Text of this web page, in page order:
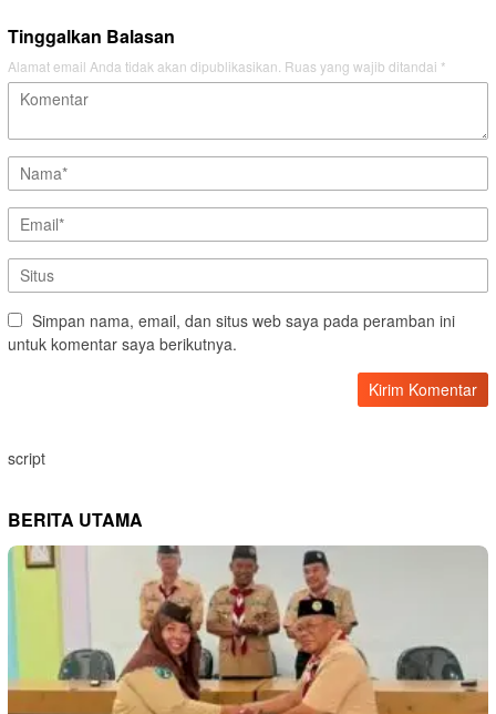
Tinggalkan Balasan
Alamat email Anda tidak akan dipublikasikan. Ruas yang wajib ditandai *
Simpan nama, email, dan situs web saya pada peramban ini
untuk komentar saya berikutnya.
script
BERITA UTAMA